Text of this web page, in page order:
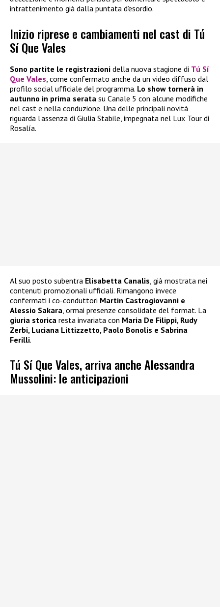
intrattenimento già dalla puntata d’esordio.
Inizio riprese e cambiamenti nel cast di Tú
Sí Que Vales
Sono partite le registrazioni della nuova stagione di Tú Sí
Que Vales , come confermato anche da un video diffuso dal
profilo social ufficiale del programma. Lo show tornerà in
autunno in prima serata su Canale 5 con alcune modifiche
nel cast e nella conduzione. Una delle principali novità
riguarda l’assenza di Giulia Stabile, impegnata nel Lux Tour di
Rosalía.
Al suo posto subentra Elisabetta Canalis , già mostrata nei
contenuti promozionali ufficiali. Rimangono invece
confermati i co-conduttori Martin Castrogiovanni e
Alessio Sakara , ormai presenze consolidate del format. La
giuria storica resta invariata con Maria De Filippi, Rudy
Zerbi, Luciana Littizzetto, Paolo Bonolis e Sabrina
Ferilli.
Tú Sí Que Vales, arriva anche Alessandra
Mussolini: le anticipazioni